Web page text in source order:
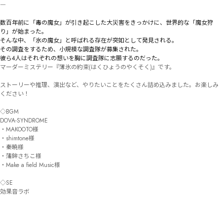
――――
数百年前に「毒の魔女」が引き起こした大災害をきっかけに、世界的な「魔女狩
り」が始まった。
そんな中、「氷の魔女」と呼ばれる存在が突如として発見される。
その調査をするため、小規模な調査隊が募集された。
彼ら4人はそれぞれの想いを胸に調査隊に志願するのだった。
マーダーミステリー『薄氷の約束(はくひょうのやくそく)』です。
ストーリーや推理、演出など、やりたいことをたくさん詰め込みました。お楽しみ
ください！
◇BGM
DOVA-SYNDROME
・MAKOOTO様
・shimtone様
・秦暁様
・蒲鉾さちこ様
・Make a field Music様
◇SE
効果音ラボ